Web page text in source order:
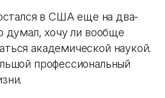
в США еще на два-
думал, хочу ли вообще
академической наукой.
профессиональный